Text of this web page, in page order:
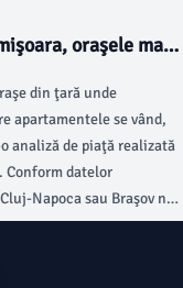
oraşele mari
din ţară unde
apartamentele se vând,
analiză de piaţă realizată
Conform datelor
Napoca sau Braşov nu
centre economice ale
listate la vânzare cu un